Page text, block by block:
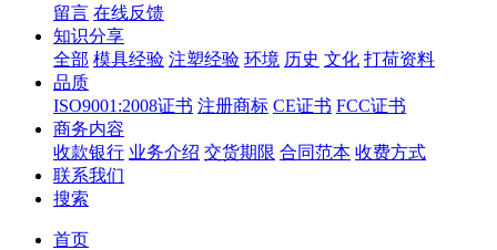
留言 在线反馈
知识分享
全部 模具经验 注塑经验 环境 历史 文化 打荷资料
品质
ISO9001:2008证书 注册商标 CE证书 FCC证书
商务内容
收款银行 业务介绍 交货期限 合同范本 收费方式
联系我们
搜索
首页